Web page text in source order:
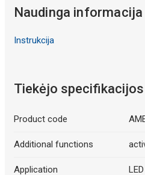
Naudinga informacija
Instrukcija
Tiekėjo specifikacijos
Product code
Additional functions
Application LED